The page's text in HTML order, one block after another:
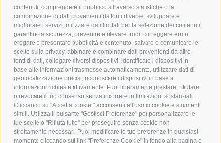
contenuti, comprendere il pubblico attraverso statistiche o la
combinazione di dati provenienti da fonti diverse, sviluppare e
migliorare i servizi, utilizzare dati limitati per la selezione dei contenuti,
garantire la sicurezza, prevenire e rilevare frodi, correggere errori,
erogare e presentare pubblicità e contenuto, salvare e comunicare le
scelte sulla privacy, abbinare e combinare dati provenienti da altre
fonti di dati, collegare diversi dispositivi, identificare i dispositivi in
base alle informazioni trasmesse automaticamente, utilizzare dati di
geolocalizzazione precisi, riconoscere i dispositivi in base a
informazioni richieste attivamente. Puoi liberamente prestare, rifiutare
o revocare il tuo consenso senza incorrere in limitazioni sostanziali.
Cliccando su "Accetta cookie," acconsenti all'uso di cookie e strumenti
simili. Utilizza il pulsante "Gestisci Preferenze" per personalizzare le
tue scelte o "Rifiuta tutto" per proseguire senza cookie non
strettamente necessari. Puoi modificare le tue preferenze in qualsiasi
momento cliccando sul link "Preferenze Cookie" in fondo alla pagina o
AZIENDA
CHI SIAMO
MARCHI TRATTATI
CONDOMINI
Bonifico
Bancario